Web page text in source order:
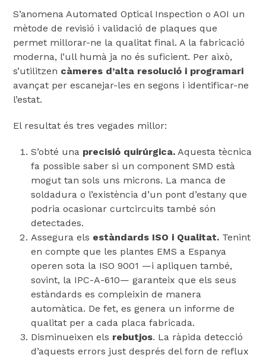
S’anomena Automated Optical Inspection o AOI un
mètode de revisió i validació de plaques que
permet millorar-ne la qualitat final. A la fabricació
moderna, l’ull humà ja no és suficient. Per això,
s’utilitzen càmeres d’alta resolució i programari
avançat per escanejar-les en segons i identificar-ne
l’estat.
El resultat és tres vegades millor:
S’obté una precisió quirúrgica. Aquesta tècnica
fa possible saber si un component SMD està
mogut tan sols uns microns. La manca de
soldadura o l’existència d’un pont d’estany que
podria ocasionar curtcircuits també són
detectades.
Assegura els estàndards ISO i Qualitat. Tenint
en compte que les plantes EMS a Espanya
operen sota la ISO 9001 —i apliquen també,
sovint, la IPC-A-610— garanteix que els seus
estàndards es compleixin de manera
automàtica. De fet, es genera un informe de
qualitat per a cada placa fabricada.
Disminueixen els rebutjos. La ràpida detecció
d’aquests errors just després del forn de reflux